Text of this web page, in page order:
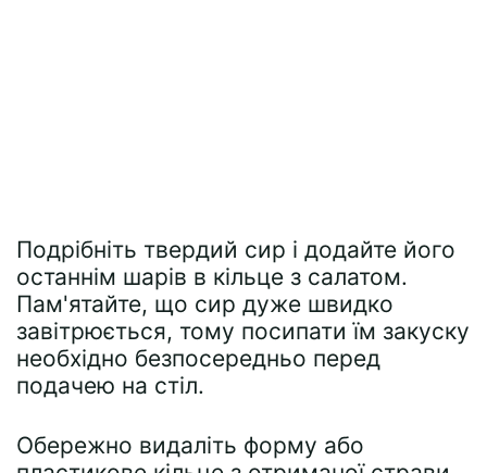
Подрібніть твердий сир і додайте його
останнім шарів в кільце з салатом.
Пам'ятайте, що сир дуже швидко
завітрюється, тому посипати їм закуску
необхідно безпосередньо перед
подачею на стіл.
Обережно видаліть форму або